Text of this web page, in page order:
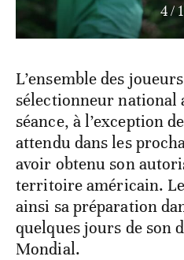
4/
L’ensemble des
sélectionneur national
séance, à l’exception
attendu dans les
avoir obtenu son
territoire américain.
ainsi sa préparation
quelques jours de son
Mondial.